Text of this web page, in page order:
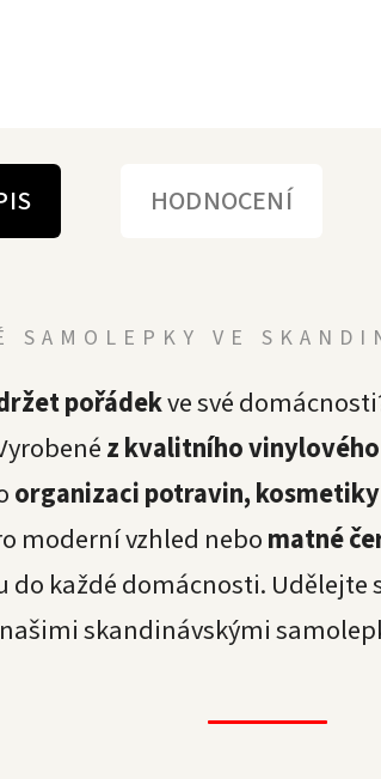
HODNOCENÍ
SAMOLEPKY VE
pořádekve své
z kvalitního
organizaci potravin,
moderní vzhled nebomatné
každé domácnosti. Udělejte
našimi skandinávskými